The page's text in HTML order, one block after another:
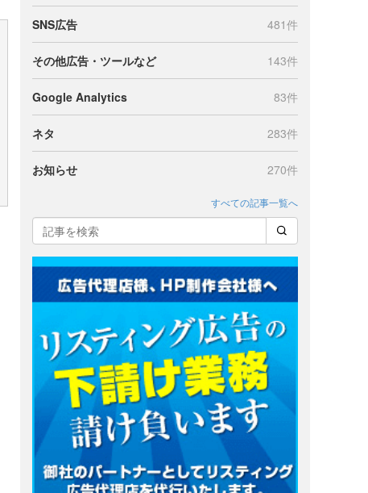
SNS広告 481件
その他広告・ツールなど 143件
Google Analytics 83件
ネタ 283件
お知らせ 270件
すべての記事一覧へ